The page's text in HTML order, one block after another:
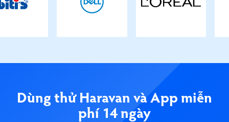
Dùng thử Haravan và App miễn
phí 14 ngày